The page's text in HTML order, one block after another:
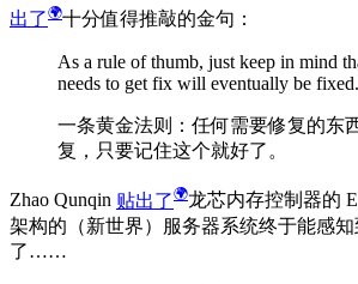
出了
十分值得推敲的金句：
As a rule of thumb, just keep in mind
needs to get fix will eventually be fixed.
一条黄金法则：任何需要修复的东
复，只要记住这个就好了。
Zhao Qunqin 贴出了
龙芯内存控制器的
架构的（新世界）服务器系统终于能感
了……